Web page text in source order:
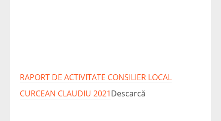
RAPORT DE ACTIVITATE CONSILIER LOCAL
CURCEAN CLAUDIU 2021Descarcă